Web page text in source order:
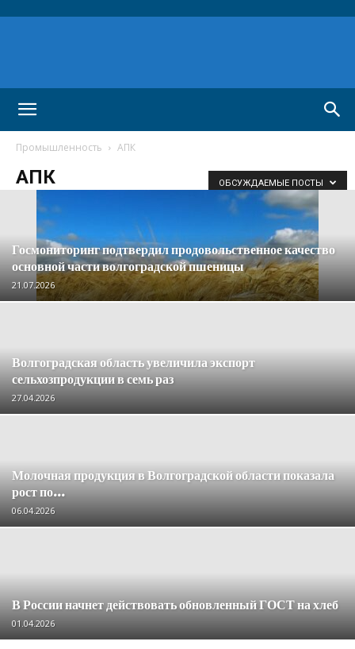
Промышленность АПК
АПК ОБСУЖДАЕМЫЕ ПОСТЫ
Госмониторинг подтвердил продовольственное качество
основной части волгоградской пшеницы
21.07.2026
Волгоградская область увеличила экспорт
сельхозпродукции в семь раз
27.04.2026
Молочная продукция в Волгоградской области показала
рост по...
06.04.2026
В России начнет действовать обновленный ГОСТ на хлеб
01.04.2026